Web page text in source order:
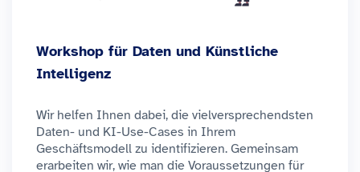
Workshop für Daten und Künstliche
Intelligenz
Wir helfen Ihnen dabei, die vielversprechendsten
Daten- und KI-Use-Cases in Ihrem
Geschäftsmodell zu identifizieren. Gemeinsam
erarbeiten wir, wie man die Voraussetzungen für